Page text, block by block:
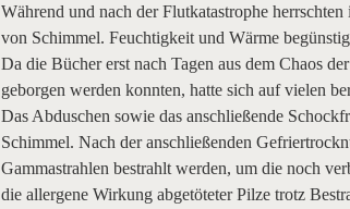
Während und nach der Flutkatastrophe
von Schimmel. Feuchtigkeit und Wärme
Da die Bücher erst nach Tagen aus dem Chaos
geborgen werden konnten, hatte sich auf vielen
Das Abduschen sowie das anschließende
Schimmel. Nach der anschließenden
Gammastrahlen bestrahlt werden, um die noch
die allergene Wirkung abgetöteter Pilze trotz